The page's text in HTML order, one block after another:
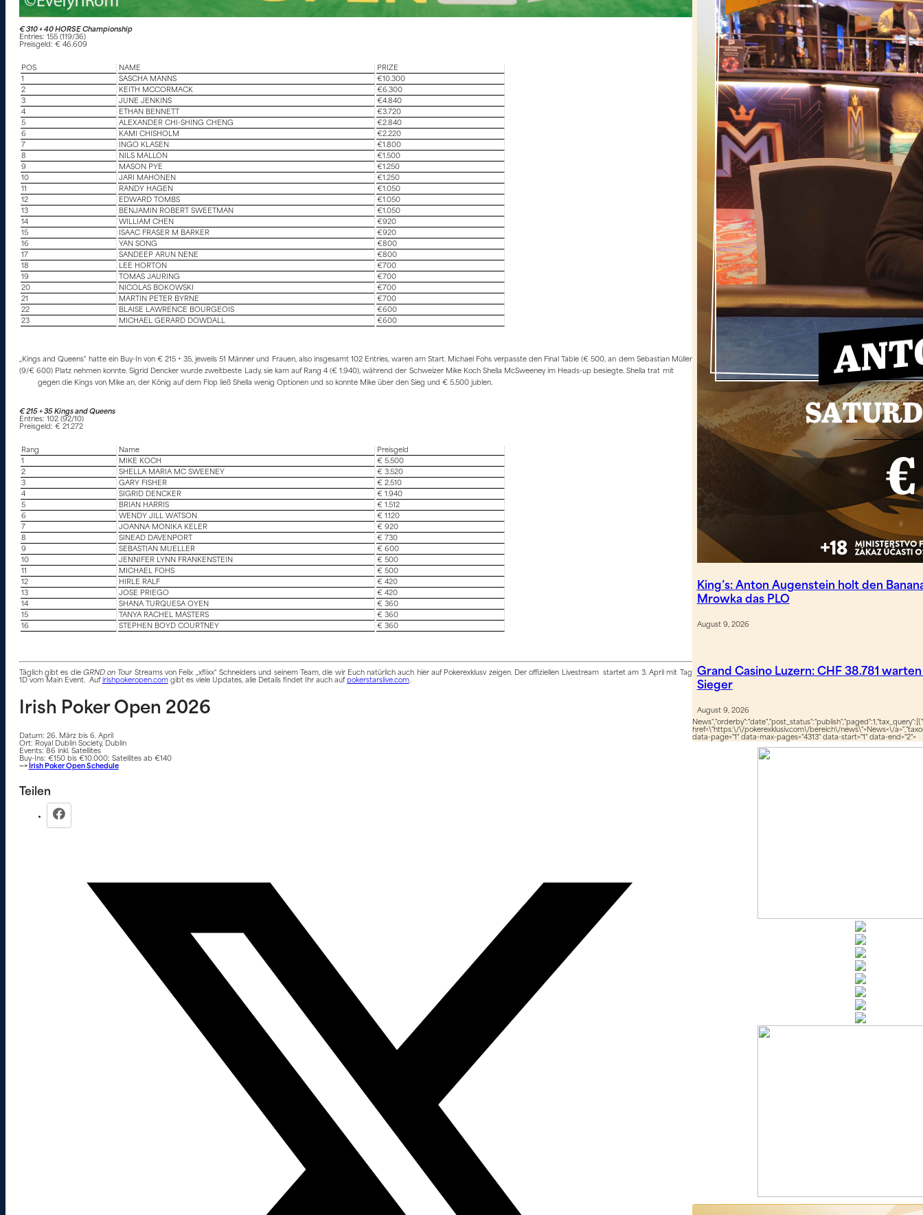
€ 310 + 40 HORSE Championship
Entries: 155 (119/36)
Preisgeld: € 46.609
POS NAME
PRIZE
1
SASCHA MANNS
€10.300
2
KEITH MCCORMACK
€6.300
3
JUNE JENKINS
€4.840
4
ETHAN BENNETT
€3.720
5
ALEXANDER CHI-SHING CHENG
€2.840
6
KAMI CHISHOLM
€2.220
7
INGO KLASEN
€1.800
8
NILS MALLON
€1.500
9
MASON PYE
€1.250
10
JARI MAHONEN
€1.250
11
RANDY HAGEN
€1.050
12
EDWARD TOMBS
€1.050
13
BENJAMIN ROBERT SWEETMAN
€1.050
14
WILLIAM CHEN
€920
15
ISAAC FRASER M BARKER
€920
16
YAN SONG
€800
17
SANDEEP ARUN NENE
€800
18
LEE HORTON
€700
19
TOMAS JAURING
€700
20
NICOLAS BOKOWSKI
€700
21
MARTIN PETER BYRNE
€700
22
BLAISE LAWRENCE BOURGEOIS
€600
23
MICHAEL GERARD DOWDALL €600
„Kings and Queens“ hatte ein Buy-In von € 215 + 35, jeweils 51 Männer und Frauen, also insgesamt 102 Entries, waren am Start. Michael Fohs verpasste den Final Table (€ 500, an dem Sebastian Müller
(9/€ 600) Platz nehmen konnte. Sigrid Dencker wurde zweitbeste Lady, sie kam auf Rang 4 (€ 1.940), während der Schweizer Mike Koch Shella McSweeney im Heads-up besiegte. Shella trat mit
gegen die Kings von Mike an, der König auf dem Flop ließ Shella wenig Optionen und so konnte Mike über den Sieg und € 5.500 jublen.
€ 215 + 35 Kings and Queens
Entries: 102 (92/10)
Preisgeld: € 21.272
Rang Name
Preisgeld
1
MIKE KOCH
€ 5.500
2
SHELLA MARIA MC SWEENEY
€ 3.520
3
GARY FISHER
€ 2.510
4
SIGRID DENCKER
€ 1.940
5
BRIAN HARRIS
€ 1.512
6
WENDY JILL WATSON
€ 1.120
7
JOANNA MONIKA KELER
€ 920
8
SINEAD DAVENPORT
€ 730
9
SEBASTIAN MUELLER
€ 600
10
JENNIFER LYNN FRANKENSTEIN
€ 500
11
MICHAEL FOHS
€ 500
12
HIRLE RALF
€ 420
13
JOSE PRIEGO
€ 420
14
SHANA TURQUESA OYEN
€ 360
15
TANYA RACHEL MASTERS
€ 360
16
STEPHEN BOYD COURTNEY € 360
Täglich gibt es die GRND on TourStreams von Felix „xflixx“ Schneiders und seinem Team, die wir Euch natürlich auch hier auf Pokerexklusv zeigen. Der offiziellen Livestream startet am 3. April mit Tag
1D vom Main Event. Aufirishpokeropen.comgibt es viele Updates, alle Details findet Ihr auch aufpokerstarslive.com.
Irish Poker Open 2026
Datum: 26. März bis 6. April
Ort: Royal Dublin Society, Dublin
Events: 86 inkl. Satellites
Buy-Ins: €150 bis €10.000; Satellites ab €140
—> Irish Poker Open Schedule
Teilen
King’s: Anton Augenstein holt den
Mrowka das PLO
August 9, 2026
Grand Casino Luzern: CHF 38.781
Sieger
August 9, 2026
href=\"https:\/\/pokerexklusiv.com\/bereich\/news\">News<\/
data-page="1" data-max-pages="4313" data-start="1" data-end="2">